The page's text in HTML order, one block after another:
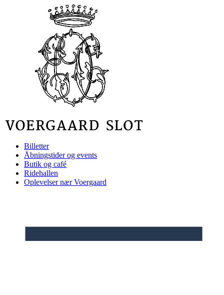
Billetter
Åbningstider og events
Butik og café
Ridehallen
Oplevelser nær Voergaard​